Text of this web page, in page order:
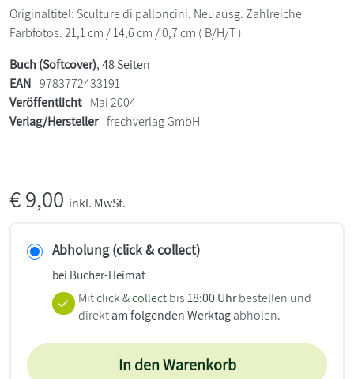
Originaltitel: Sculture di palloncini. Neuausg. Zahlreiche
Farbfotos. 21,1 cm / 14,6 cm / 0,7 cm ( B/H/T )
Buch (Softcover), 48 Seiten
EAN 9783772433191
Veröffentlicht Mai 2004
Verlag/Hersteller frechverlag GmbH
€9,00 inkl. MwSt.
Abholung (click & collect)
bei Bücher-Heimat
Mitclick & collect bis18:00 Uhrbestellen und
direktam folgenden Werktagabholen.
In den Warenkorb